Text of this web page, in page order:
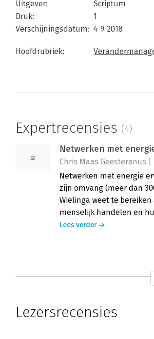
Uitgever:
Scriptum
Druk:
1
Verschijningsdatum: 4-9-2018
Hoofdrubriek:
Expertrecensies (4)
Netwerken met
Chris Maas Geesteranus |
Netwerken met energie
zijn omvang (meer dan
Wielinga weet te
menselijk handelen en
Lees verder
Nico Jong | 25 oktober 2018
waarmee we bewust
Netwerken met energie
Lezersrecensies